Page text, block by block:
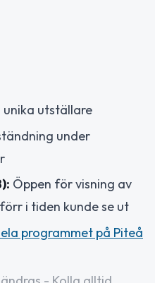
unika utställare
under
Öppen för visning av
i tiden kunde se ut
programmet på Piteå